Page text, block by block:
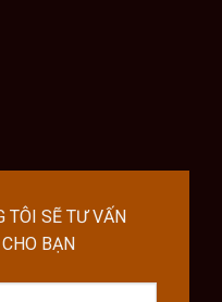
TÔI SẼ TƯ VẤN
BẠN